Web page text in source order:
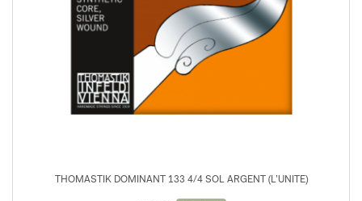
THOMASTIK DOMINANT 133 4/4 SOL ARGENT (L’UNITE)